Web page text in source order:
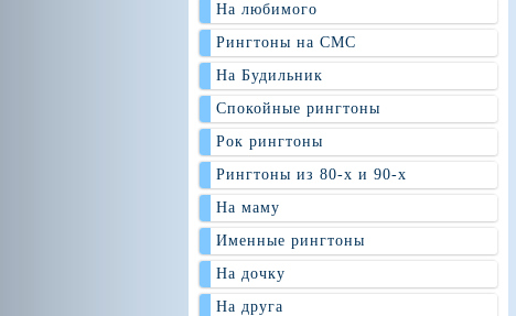
На любимого
Рингтоны на СМС
На Будильник
Спокойные рингтоны
Рок рингтоны
Рингтоны из 80-х и 90-х
На маму
Именные рингтоны
На дочку
На друга